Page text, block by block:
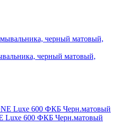
черный матовый,
Luxe 600 ФКБ Черн.матовый